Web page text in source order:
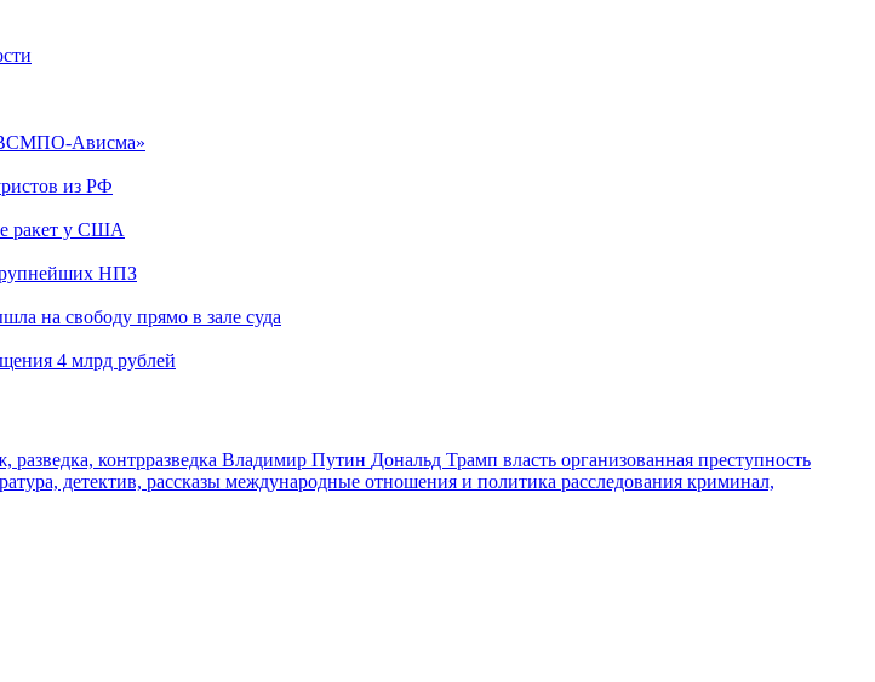
«ВСМПО-Ависма»
из РФ
ракет у США
НПЗ
на свободу прямо в зале суда
4 млрд рублей
разведка, контрразведка Владимир Путин Дональд Трамп власть организованная преступность
детектив, рассказы международные отношения и политика расследования криминал,